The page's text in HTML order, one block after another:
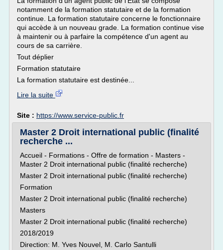
notamment de la formation statutaire et de la formation
continue. La formation statutaire concerne le fonctionnaire
qui accède à un nouveau grade. La formation continue vise
à maintenir ou à parfaire la compétence d'un agent au
cours de sa carrière.
Tout déplier
Formation statutaire
La formation statutaire est destinée...
Lire la suite
Site : https://www.service-public.fr
Master 2 Droit international public (finalité
recherche ...
Accueil - Formations - Offre de formation - Masters -
Master 2 Droit international public (finalité recherche)
Master 2 Droit international public (finalité recherche)
Formation
Master 2 Droit international public (finalité recherche)
Masters
Master 2 Droit international public (finalité recherche)
2018/2019
Direction: M. Yves Nouvel, M. Carlo Santulli